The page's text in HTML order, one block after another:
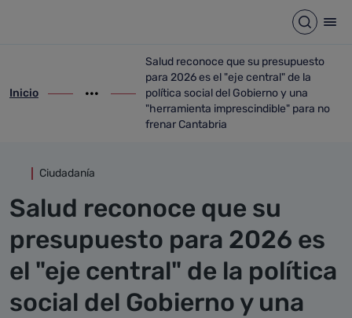
Abrir
ir-a inicio
Inicio
Mostrar opciones del camino de migas
ir-a Salud reconoce que su
Salud reconoce que su presupuesto
para 2026 es el "eje central" de la
política social del Gobierno y una
"herramienta imprescindible" para no
frenar Cantabria
Ciudadanía
Salud reconoce que su
presupuesto para 2026 es
el "eje central" de la política
social del Gobierno y una